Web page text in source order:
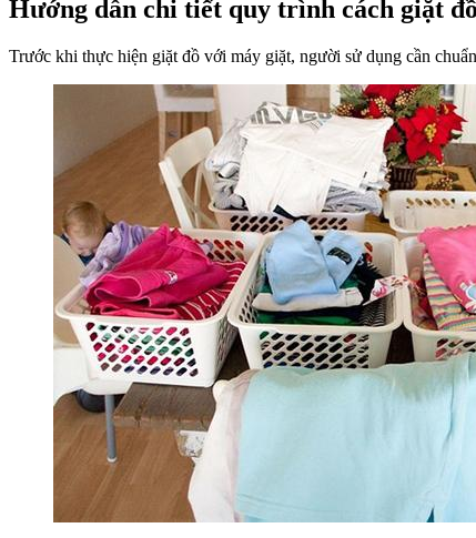
Hướng dẫn chi tiết quy trình cách giặt
Trước khi thực hiện giặt đồ với máy giặt, người sử dụng cần